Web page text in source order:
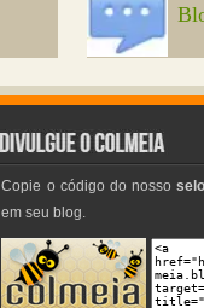
Copie o código do nossoselo
em seu blog.